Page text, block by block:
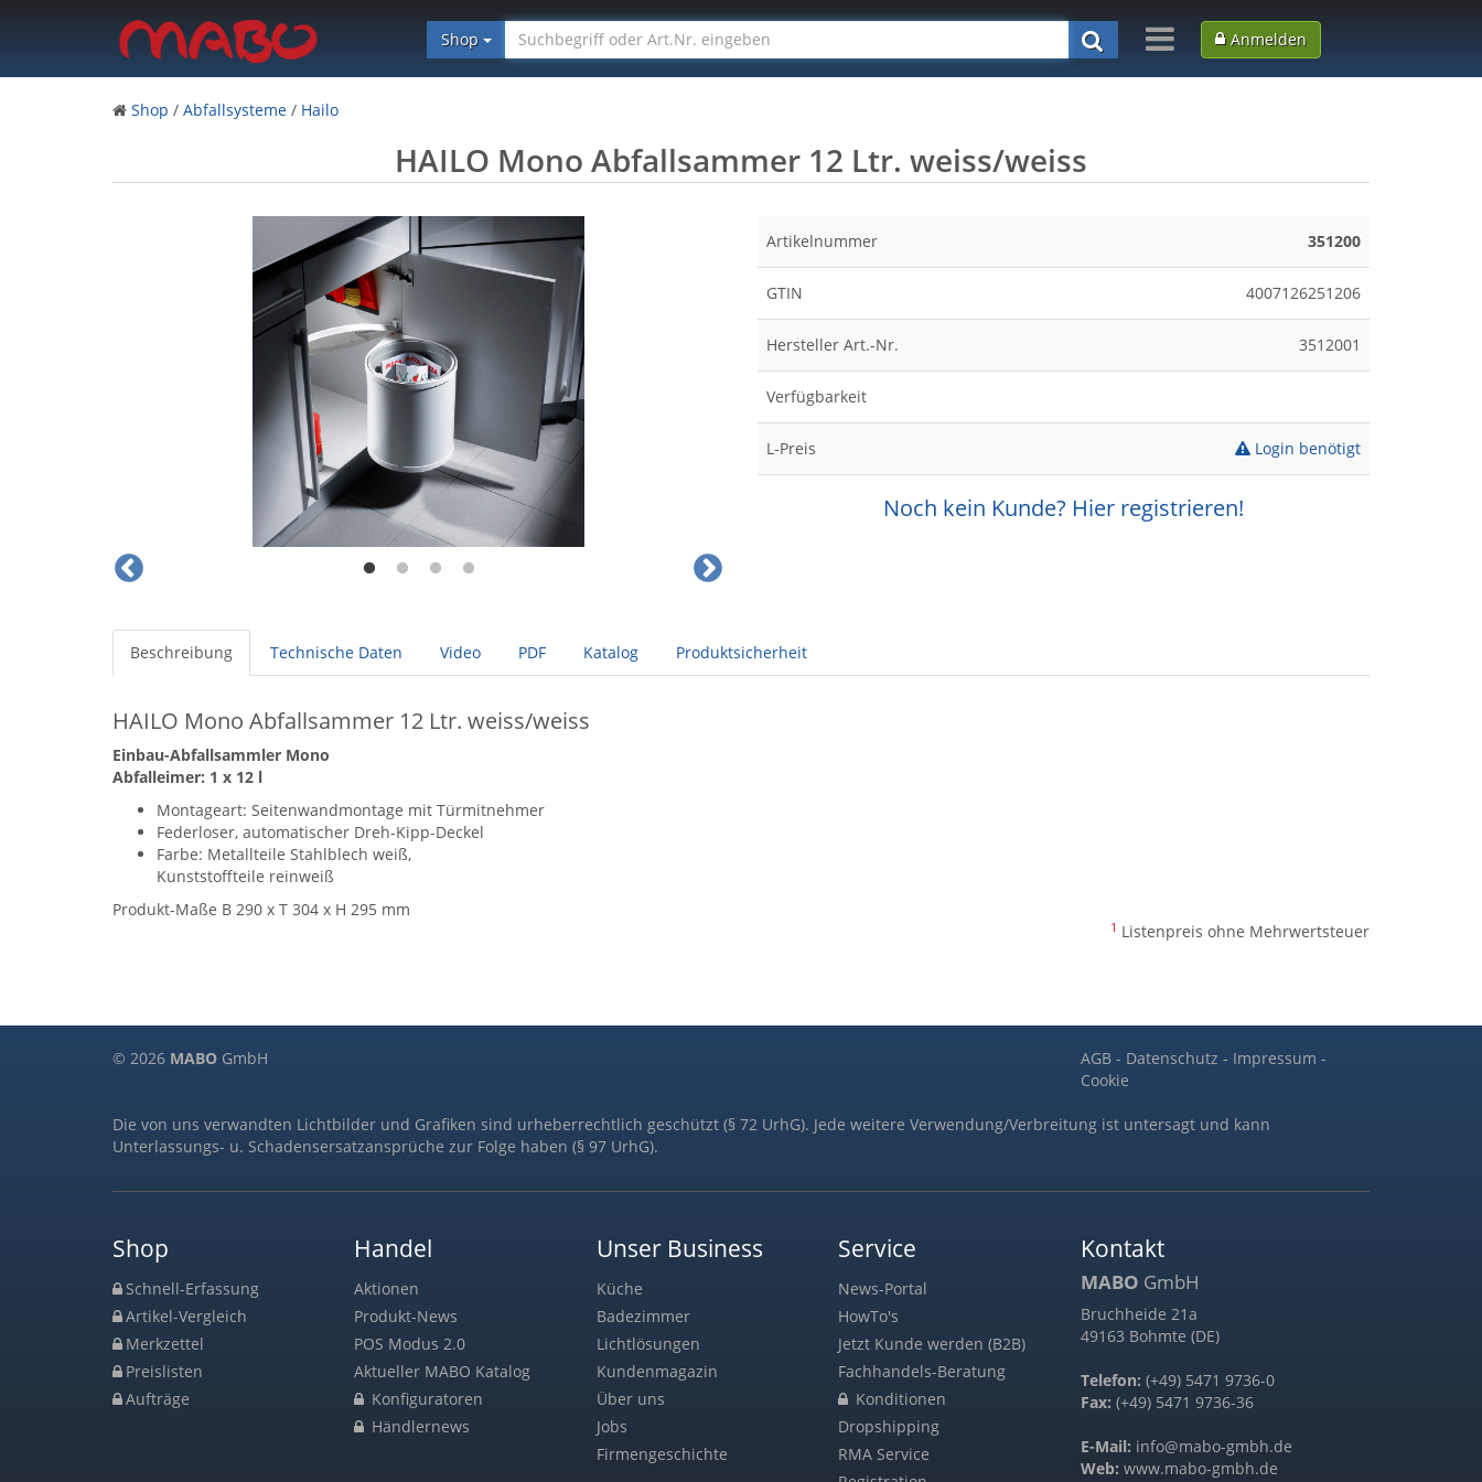
Shop Anmelden
Shop / Abfallsysteme / Hailo
HAILO Mono Abfallsammer 12 Ltr. weiss/weiss
Artikelnummer 351200
GTIN 4007126251206
Hersteller Art.-Nr. 3512001
Verfügbarkeit
L-Preis Login benötigt
Noch kein Kunde? Hier registrieren!
Beschreibung Technische Daten Video PDF Katalog Produktsicherheit
HAILO Mono Abfallsammer 12 Ltr. weiss/weiss
Einbau-Abfallsammler Mono
Abfalleimer: 1 x 12 l
Montageart: Seitenwandmontage mit Türmitnehmer
Federloser, automatischer Dreh-Kipp-Deckel
Farbe: Metallteile Stahlblech weiß,
Kunststoffteile reinweiß
Produkt-Maße B 290 x T 304 x H 295 mm
1 Listenpreis ohne Mehrwertsteuer
© 2026 MABO GmbH AGB- Datenschutz - Impressum -
Cookie
Die von uns verwandten Lichtbilder und Grafiken sind urheberrechtlich geschützt (§ 72 UrhG). Jede weitere Verwendung/Verbreitung ist untersagt und kann
Unterlassungs- u. Schadensersatzansprüche zur Folge haben (§ 97 UrhG).
Shop
Schnell-Erfassung
Artikel-Vergleich
Merkzettel
Preislisten
Aufträge
Handel
Aktionen
Produkt-News
POS Modus 2.0
Aktueller MABO Katalog
Konfiguratoren
Händlernews
Unser Business
Küche
Badezimmer
Lichtlösungen
Kundenmagazin
Über uns
Jobs
Firmengeschichte
Service
News-Portal
HowTo's
Jetzt Kunde werden (B2B)
Fachhandels-Beratung
Konditionen
Dropshipping
RMA Service
Kontakt
MABO GmbH
Bruchheide 21a
49163 Bohmte (DE)
Telefon: (+49) 5471 9736-0
Fax: (+49) 5471 9736-36
E-Mail: info@mabo-gmbh.de
Web: www.mabo-gmbh.de